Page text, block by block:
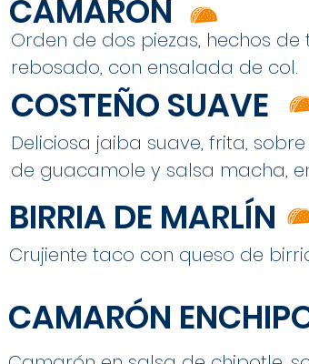
CAMARÓN
Orden de dos piezas, hechos
rebosado, con ensalada de col.
COSTEÑO SUAVE
Deliciosa jaiba suave, frita,
de guacamole y salsa macha,
BIRRIA DE MARLÍN
Crujiente taco con queso de
CAMARÓN